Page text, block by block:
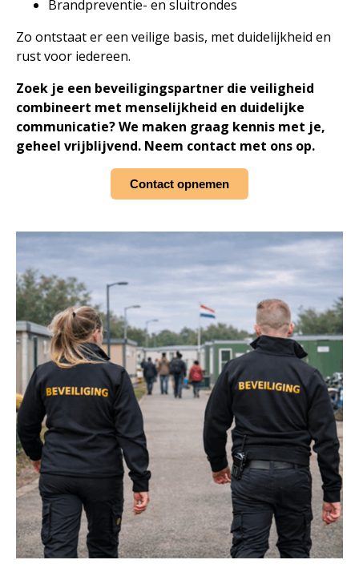
Brandpreventie- en sluitrondes
Zo ontstaat er een veilige basis, met duidelijkheid en
rust voor iedereen.
Zoek je een beveiligingspartner die veiligheid
combineert met menselijkheid en duidelijke
communicatie? We maken graag kennis met je,
geheel vrijblijvend. Neem contact met ons op.
Contact opnemen